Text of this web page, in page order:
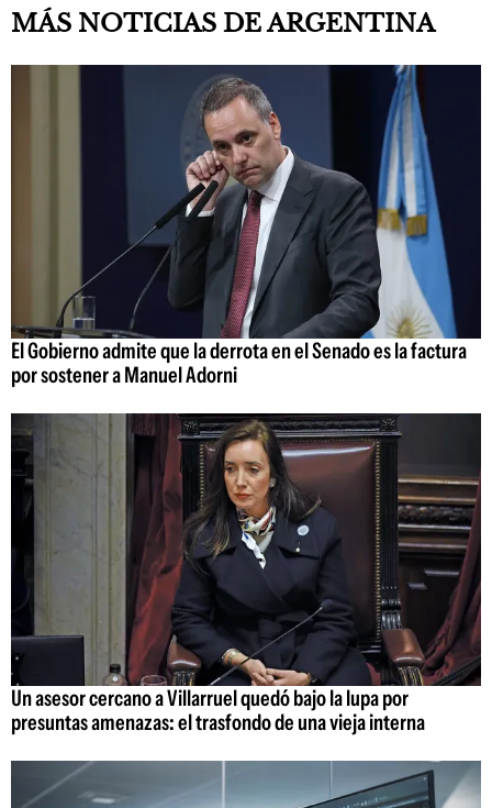
MÁS NOTICIAS DE ARGENTINA
El Gobierno admite que la derrota en el Senado es la factura
por sostener a Manuel Adorni
Un asesor cercano a Villarruel quedó bajo la lupa por
presuntas amenazas: el trasfondo de una vieja interna